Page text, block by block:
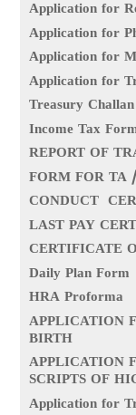
Application for
Application for
Application for
Application for
Treasury
Income Tax
REPORT OF
FORM FOR TA
CONDUCT
LAST PAY
CERTIFICATE
Daily Plan Form
HRA Proforma
APPLICATION
BIRTH
APPLICATION
SCRIPTS OF
Application for